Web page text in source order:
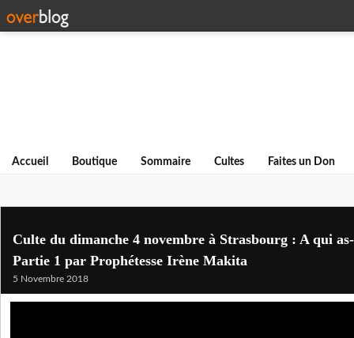
Accueil Boutique Sommaire Cultes Faites un Don
Culte du dimanche 4 novembre à Strasbourg : A qui
Partie 1 par Prophétesse Irène Makita
5 Novembre 2018